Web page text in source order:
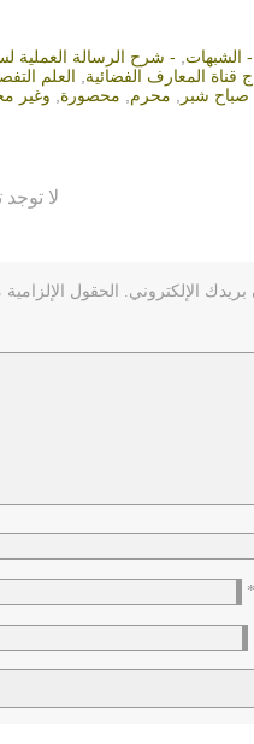
- الشبهات - شرح الرسالة العملية
قناة المعارف الفضائية العلم
صباح شبر
محرم محصورة وغير
لا
الإلكتروني. الحقول الإلزامية
*